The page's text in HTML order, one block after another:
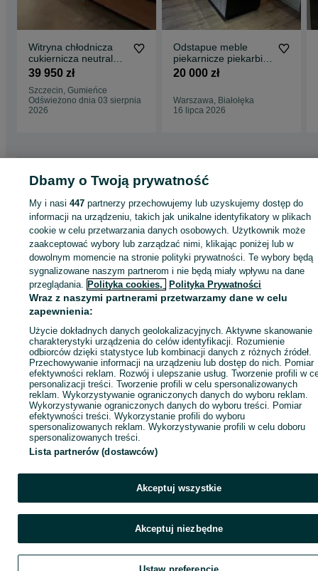
Witryna chłodnicza
cukiernicza neutralna
lada sprzedaży regał
39 950 zł
Szczecin, Gumieńce
Odświeżono dnia 03 sierpnia
2026
Odstapue meble
piekarnicze piekarbia
cukiernia
20 000 zł
Warszawa, Białołęka
16 lipca 2026
Strona główna Firma i Przemysł Sklepy i magazyny
Lady i witryny chłodnicze - Pomorskie
Gdańsk
Lady i witryny chłodnicze - Brzeźno
KATEGORIA
ID:1041051163 Wyświetlenia:
Zadzwoń / SMS
Dbamy o Twoją prywatność
My i nasi447 partnerzy przechowujemy lub uzyskujemy dostęp do
informacji na urządzeniu, takich jak unikalne identyfikatory w plikach
cookie w celu przetwarzania danych osobowych. Użytkownik może
zaakceptować wybory lub zarządzać nimi, klikając poniżej lub w
dowolnym momencie na stronie polityki prywatności. Te wybory będą
sygnalizowane naszym partnerom i nie będą miały wpływu na dane
przeglądania. Polityka cookies, Polityka Prywatności
Wraz z naszymi partnerami przetwarzamy dane w celu
zapewnienia:
Użycie dokładnych danych geolokalizacyjnych. Aktywne skanowanie
charakterystyki urządzenia do celów identyfikacji. Rozumienie
odbiorców dzięki statystyce lub kombinacji danych z różnych źródeł.
Przechowywanie informacji na urządzeniu lub dostęp do nich. Pomiar
efektywności reklam. Rozwój i ulepszanie usług. Tworzenie profili w
personalizacji treści. Tworzenie profili w celu spersonalizowanych
reklam. Wykorzystywanie ograniczonych danych do wyboru reklam.
Wykorzystywanie ograniczonych danych do wyboru treści. Pomiar
efektywności treści. Wykorzystanie profili do wyboru
spersonalizowanych reklam. Wykorzystywanie profili w celu doboru
spersonalizowanych treści.
Lista partnerów (dostawców)
Akceptuj wszystkie
Akceptuj niezbędne